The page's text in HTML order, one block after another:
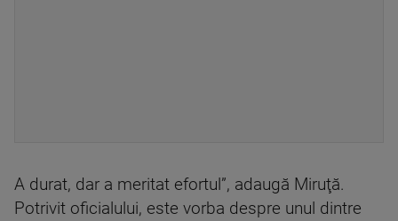
A durat, dar a meritat efortul”, adaugă Miruţă.
Potrivit oficialului, este vorba despre unul dintre